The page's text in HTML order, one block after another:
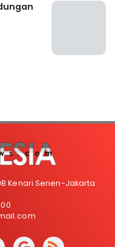
Kenari Senen-Jakarta